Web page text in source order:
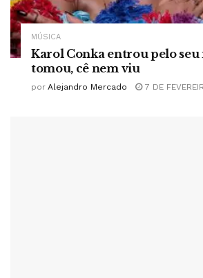
MÚSICA
Karol Conka entrou pelo seu
tomou, cê nem viu
por Alejandro Mercado 7 DE